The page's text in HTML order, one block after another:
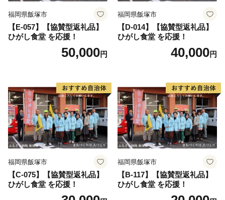
福岡県飯塚市
【E-057】【協賛型返礼品】
ひがし食堂 を応援！
50,000円
福岡県飯塚市
【D-014】【協賛型返礼品】
ひがし食堂 を応援！
40,000円
福岡県飯塚市
【C-075】【協賛型返礼品】
ひがし食堂 を応援！
福岡県飯塚市
【B-117】【協賛型返礼品】
ひがし食堂 を応援！